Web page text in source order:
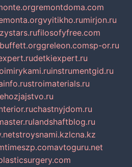
remontdoma.com
vyitikho.rumirjon.ru
filosofyfree.com
greleon.comsp-or.ru
detkiexpert.ru
instrumentgid.ru
stroimaterials.ru
chastnyjdom.ru
landshaftblog.ru
stroysnami.kzlcna.kz
timeszp.comavtoguru.net